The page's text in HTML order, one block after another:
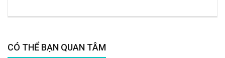
CÓ THỂ BẠN QUAN TÂM